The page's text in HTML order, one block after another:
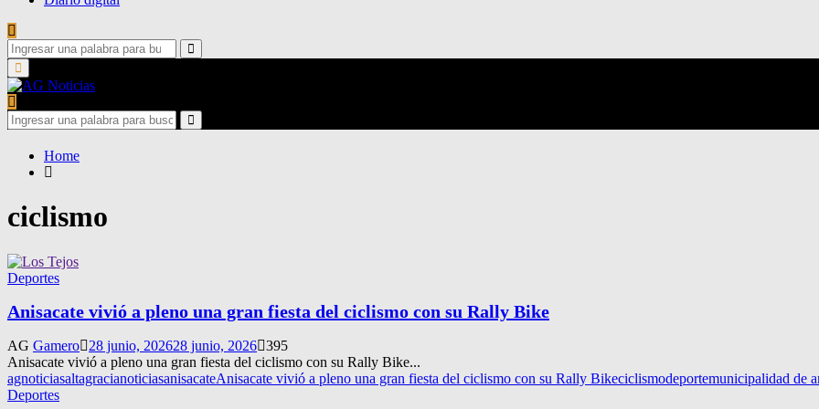
Search
for:
Search
Primary
Menu
Search
for:
Search
Home
ciclismo
Deportes
Anisacate vivió a pleno una gran fiesta del ciclismo con su Rally Bike
AG Gamero 28 junio, 202628 junio, 2026 395
Anisacate vivió a pleno una gran fiesta del ciclismo con su Rally Bike...
agnoticiasaltagracianoticiasanisacateAnisacate vivió a pleno una gran fiesta del ciclismo con su Rally Bikeciclismodeportemunicipalidad de
Deportes